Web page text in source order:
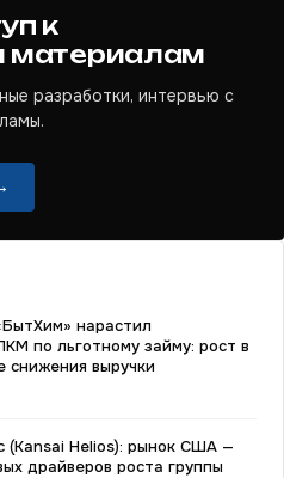
к
материалам
разработки, интервью с
нарастил
по льготному займу: рост в
снижения выручки
(Kansai Helios): рынок США —
драйверов роста группы